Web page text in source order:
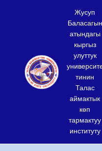
Жусуп
Баласагын
атындагы
кыргыз
улуттук
тинин
Талас
аймактык
көп
тармактуу
институту